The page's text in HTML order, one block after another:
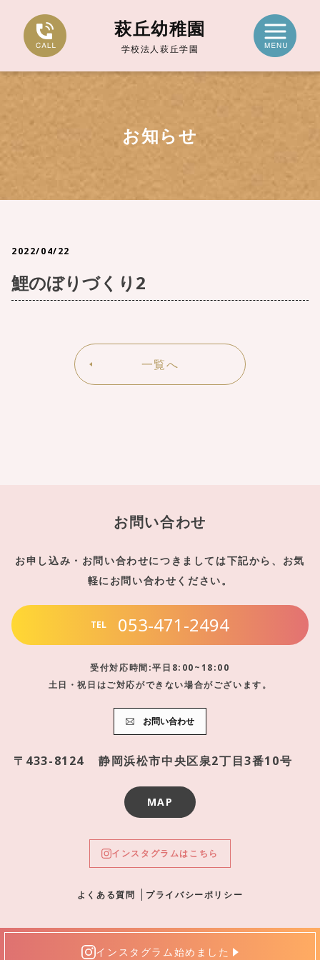
萩丘幼稚園
学校法人萩丘学園
インスタグラム始めました
お知らせ
2022/04/22
鯉のぼりづくり2
一覧へ
お問い合わせ
お申し込み・お問い合わせにつきましては下記から、お気
軽にお問い合わせください。
TEL 053-471-2494
受付対応時間:平日8:00~18:00
土日・祝日はご対応ができない場合がございます。
お問い合わせ
〒433-8124 静岡浜松市中央区泉2丁目3番10号
MAP
インスタグラムはこちら
よくある質問 プライバシーポリシー